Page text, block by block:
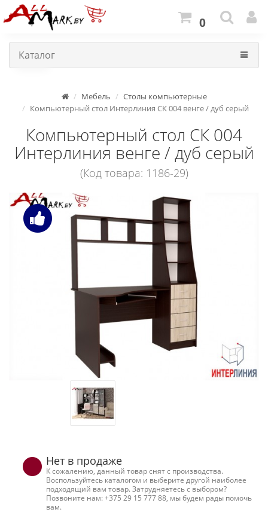
0
Каталог
Мебель
Столы компьютерные
Компьютерный стол Интерлиния СК 004 венге / дуб серый
Компьютерный стол СК 004
Интерлиния венге / дуб серый
(Код товара: 1186-29)
Нет в продаже
К сожалению, данный товар снят с производства.
Воспользуйтесь каталогом и выберите другой наиболее
подходящий вам товар. Затрудняетесь с выбором?
Позвоните нам: +375 29 15 777 88, мы будем рады помочь
вам.